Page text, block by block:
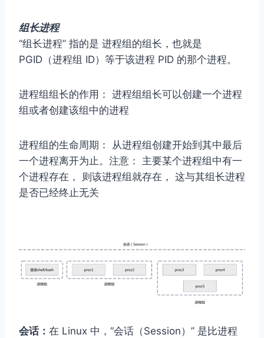
组⻓进程
“组长进程” 指的是 进程组的组长，也就是
PGID（进程组 ID）等于该进程 PID 的那个进程。
进程组组⻓的作⽤： 进程组组⻓可以创建⼀个进程
组或者创建该组中的进程
进程组的⽣命周期： 从进程组创建开始到其中最后
⼀个进程离开为⽌。注意： 主要某个进程组中有⼀
个进程存在， 则该进程组就存在， 这与其组⻓进程
是否已经终⽌⽆关
会话： 在 Linux 中，“会话（Session）” 是比进程